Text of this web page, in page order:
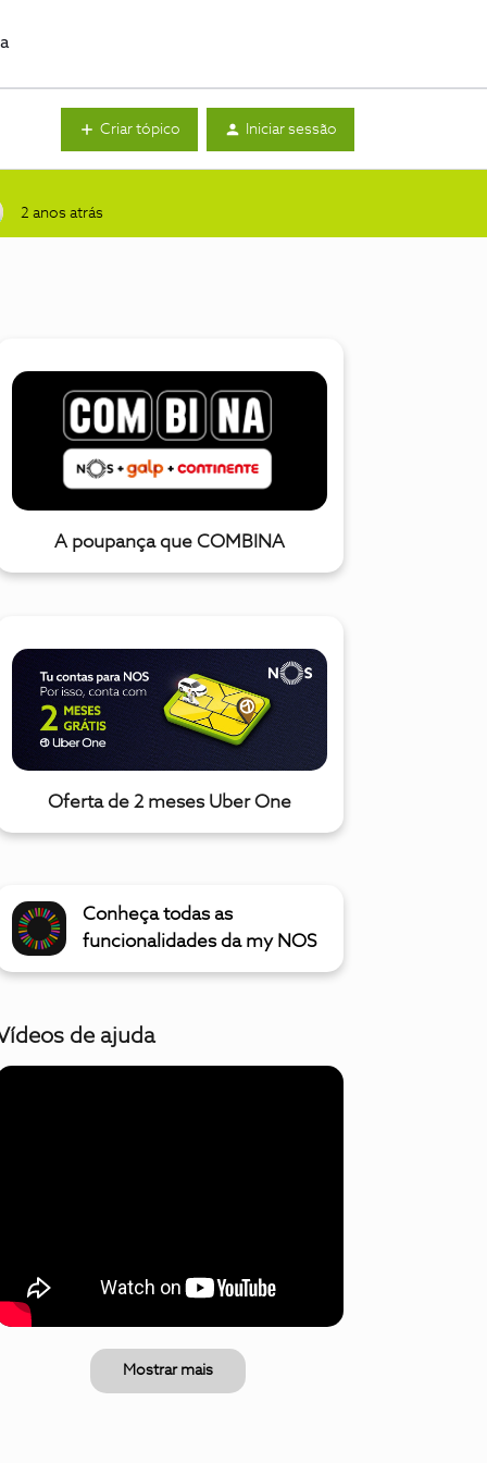
Criar tópico Iniciar sessão
2 anos atrás
A poupança que COMBINA
Oferta de 2 meses Uber One
Conheça todas as
funcionalidades da my NOS
de ajuda
Mostrar mais